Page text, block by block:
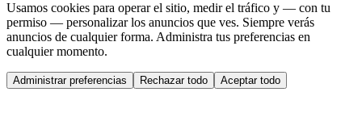
Usamos cookies para operar el sitio, medir el tráfico y — con tu
permiso — personalizar los anuncios que ves. Siempre verás
anuncios de cualquier forma. Administra tus preferencias en
cualquier momento.
Administrar preferencias Rechazar todo Aceptar todo